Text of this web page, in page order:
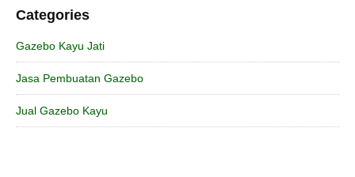
Categories
Gazebo Kayu Jati
Jasa Pembuatan Gazebo
Jual Gazebo Kayu